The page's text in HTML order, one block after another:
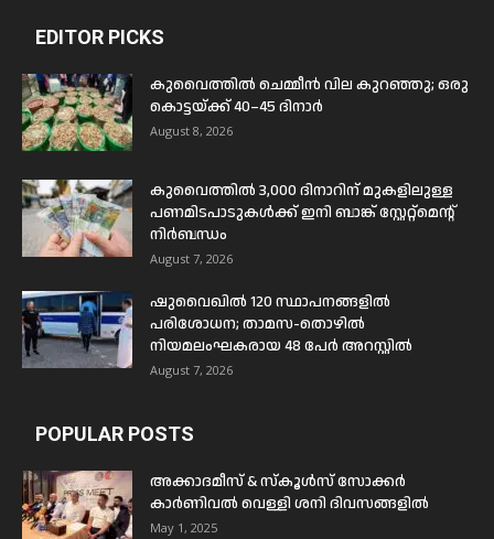
EDITOR PICKS
കുവൈത്തിൽ ചെമ്മീൻ വില കുറഞ്ഞു; ഒരു
കൊട്ടയ്ക്ക് 40–45 ദിനാർ
August 8, 2026
കുവൈത്തിൽ 3,000 ദിനാറിന് മുകളിലുള്ള
പണമിടപാടുകൾക്ക് ഇനി ബാങ്ക് സ്റ്റേറ്റ്മെന്റ്
നിർബന്ധം
August 7, 2026
ഷുവൈഖിൽ 120 സ്ഥാപനങ്ങളിൽ
പരിശോധന; താമസ-തൊഴിൽ
നിയമലംഘകരായ 48 പേർ അറസ്റ്റിൽ
August 7, 2026
POPULAR POSTS
അക്കാദമീസ് & സ്കൂൾസ് സോക്കർ
കാർണിവൽ വെള്ളി ശനി ദിവസങ്ങളിൽ
May 1, 2025